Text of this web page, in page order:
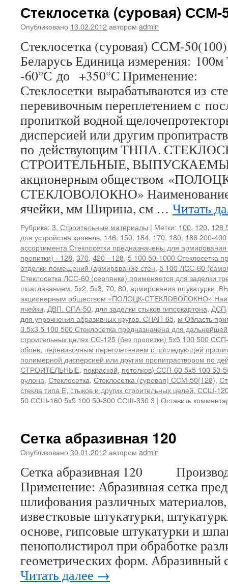
Стеклосетка (суровая) ССМ-
Опубликовано 13.02.2012автором admin
Стеклосетка (суровая) ССМ-
Беларусь Единица измерения:
-60°С до +350°С Применение:
Стеклосетки вырабатываются из
перевивочным переплетением с
пропиткой водной
дисперсией или другим
по действующим ТНПА.
СТРОИТЕЛЬНЫЕ,
акционерным обществом
СТЕКЛОВОЛОКНО» Наименование
ячейки, мм Ширина, см … Читать
Рубрика: 3. Строительные материалы | Метки: 100, 120, 128
для устройства кровель, 146, 150, 164, 170, 180, 186 200-
ассортимента Стеклосетки предназначены для
пропитки) - 128, 370, 420 - 128, 5 100 50-1000 Стеклосетка
отделки помещений (армирование стен, 5 100 ЛСС-60
Стеклосетка ЛСС-60 (серпянка) применяется для заделки
шпатлеванием, 5х2, 5х3, 70, 80, армирования штукатурки,
акционерным обществом «ПОЛОЦК-СТЕКЛОВОЛОКНО»
ячейки, ДВП. СПА-50, для заделки стыков гипсокартона, ДСП
для упрочнения абразивных кругов. СПАП-65, м Область
3.5x3.5 100 500 Стеклосетка предназначена для
строительных целях СС-125 (без пропитки) 5x5 100 500
обоев, перевивочным переплетением с последующей
полимерной дисперсией или другим пропитраствором
СТРОИТЕЛЬНЫЕ, покраской, потолков) ССП-60 5х5 100
рулона, Стеклосетка, Стеклосетка (суровая) ССМ-50(128),
стекла типа Е, стыков и других строительных целей. ССШ-
50 ССШ-160 5x5 100 50-300 ССШ-330 3 | Оставить
Сетка абразивная 120
Опубликовано 30.01.2012автором admin
Сетка абразивная 120
Применение: Абразивная сетка
шлифования различных
известковые штукатурки,
основе, гипсовые штукатурки и
пенополистирол при обработке
геометрических форм.
Читать далее →